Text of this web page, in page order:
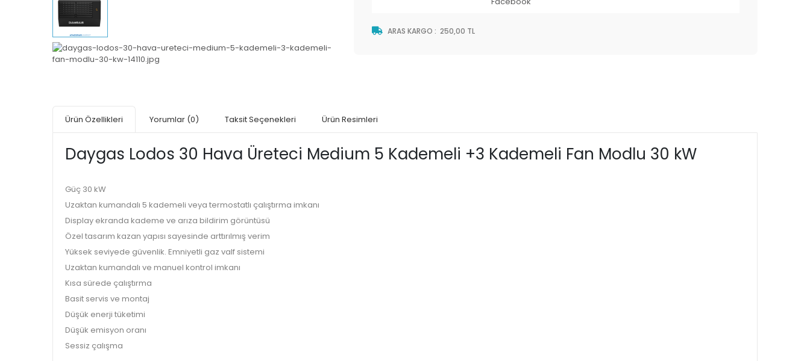
ARAS KARGO : 250,00 TL
Ürün Özellikleri Yorumlar (0) Taksit Seçenekleri Ürün Resimleri
Daygas Lodos 30 Hava Üreteci Medium 5 Kademeli +3 Kademeli Fan Modlu 30 kW
Güç 30 kW
Uzaktan kumandalı 5 kademeli veya termostatlı çalıştırma imkanı
Display ekranda kademe ve arıza bildirim görüntüsü
Özel tasarım kazan yapısı sayesinde arttırılmış verim
Yüksek seviyede güvenlik. Emniyetli gaz valf sistemi
Uzaktan kumandalı ve manuel kontrol imkanı
Kısa sürede çalıştırma
Basit servis ve montaj
Düşük enerji tüketimi
Düşük emisyon oranı
Sessiz çalışma